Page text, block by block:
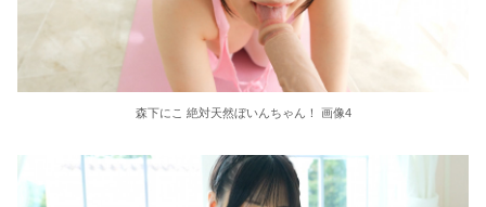
松居一代 画像36枚【ヌード】
素人ＡＶ面接 ~ロリ娘にセクシーランジェリーを着せて生中ハメ~
まんチラの誘惑 ~ダチの母ちゃんと~
森下にこ 絶対天然ぼいんちゃん！ 画像4